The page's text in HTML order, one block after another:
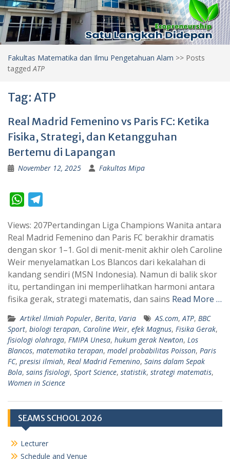
Fakultas Matematika dan Ilmu Pengetahuan Alam >> Posts
tagged ATP
Tag: ATP
Real Madrid Femenino vs Paris FC: Ketika
Fisika, Strategi, dan Ketangguhan
Bertemu di Lapangan
November 12, 2025 Fakultas Mipa
W
a
t
s
A
p
p
l
e
g
r
a
m
Views: 207Pertandingan Liga Champions Wanita antara
Real Madrid Femenino dan Paris FC berakhir dramatis
dengan skor 1–1. Gol di menit-menit akhir oleh Caroline
Weir menyelamatkan Los Blancos dari kekalahan di
kandang sendiri (MSN Indonesia). Namun di balik skor
itu, pertandingan ini memperlihatkan harmoni antara
fisika gerak, strategi matematis, dan sains Read More …
Artikel Ilmiah Populer, Berita, Varia AS.com, ATP, BBC
Sport, biologi terapan, Caroline Weir, efek Magnus, Fisika Gerak,
fisiologi olahraga, FMIPA Unesa, hukum gerak Newton, Los
Blancos, matematika terapan, model probabilitas Poisson, Paris
FC, presisi ilmiah, Real Madrid Femenino, Sains dalam Sepak
Bola, sains fisiologi, Sport Science, statistik, strategi matematis,
Women in Science
SEAMS SCHOOL 2026
Lecturer
Schedule and Venue